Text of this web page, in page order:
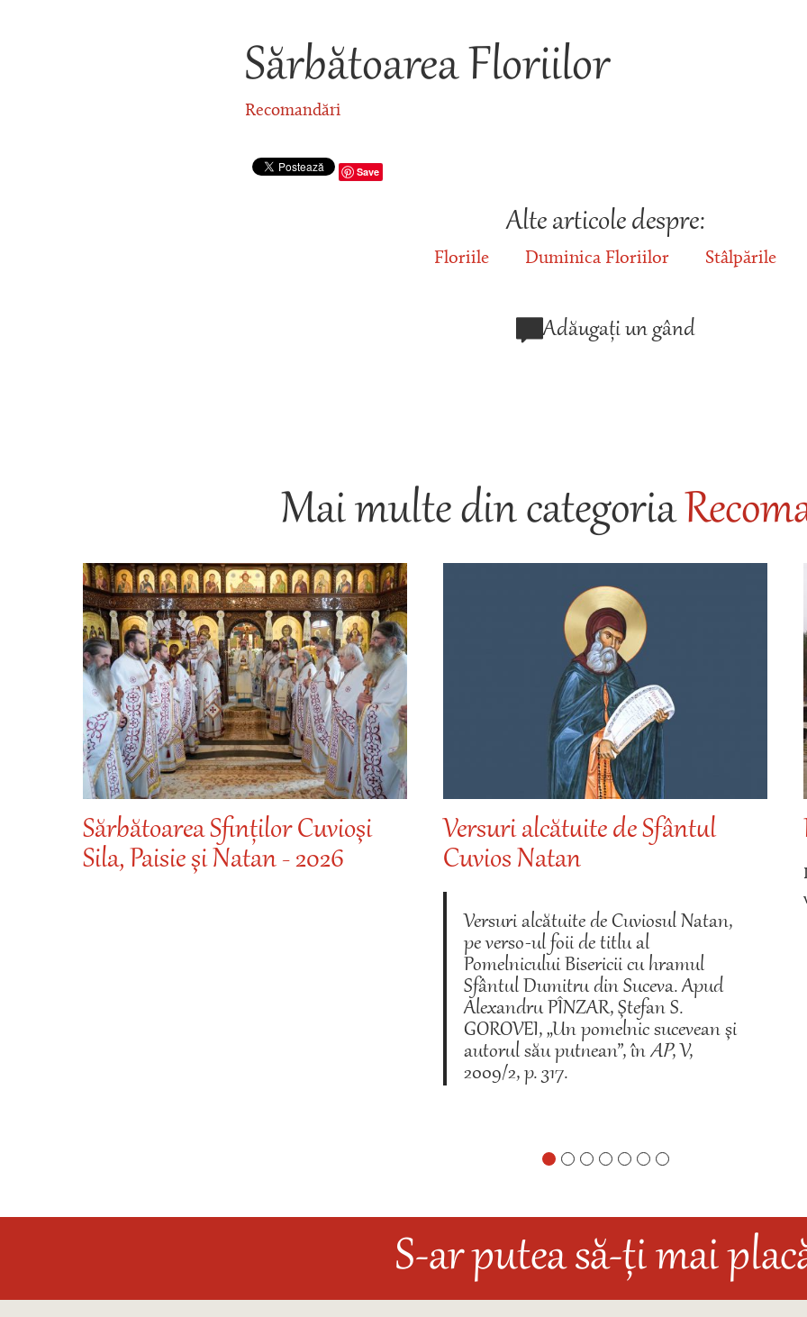
Sărbătoarea Floriilor
Recomandări
Save
Alte articole despre:
Floriile Duminica Floriilor Stâlpările
Adăugați un gând
Mai multe din categoria
Sărbătoarea Sfinților Cuvioşi
Sila, Paisie şi Natan - 2026
Versuri alcătuite de Sfântul
Cuvios Natan
Versuri alcătuite de Cuviosul Natan,
pe verso-ul foii de titlu al
Pomelnicului Bisericii cu hramul
Sfântul Dumitru din Suceva. Apud
Alexandru PÎNZAR, Ştefan S.
GOROVEI, „Un pomelnic sucevean şi
autorul său putnean”, înAP, V,
2009/2, p. 317.
S-ar putea să-ți mai